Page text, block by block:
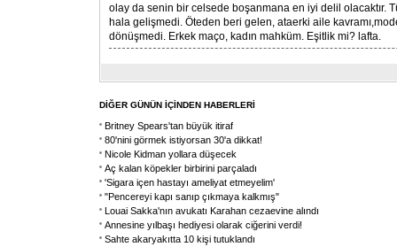
olay da senin bir celsede boşanmana en iyi delil olacaktır.
hala gelişmedi. Öteden beri gelen, ataerki aile
dönüşmedi. Erkek maço, kadın mahküm. Eşitlik mi? lafta.
DİĞER GÜNÜN İÇİNDEN HABERLERİ
Britney Spears'tan büyük itiraf
80'nini görmek istiyorsan 30'a dikkat!
Nicole Kidman yollara düşecek
Aç kalan köpekler birbirini parçaladı
'Sigara içen hastayı ameliyat etmeyelim'
"Pencereyi kapı sanıp çıkmaya kalkmış"
Louai Sakka'nın avukatı Karahan cezaevine alındı
Annesine yılbaşı hediyesi olarak ciğerini verdi!
Sahte akaryakıtta 10 kişi tutuklandı